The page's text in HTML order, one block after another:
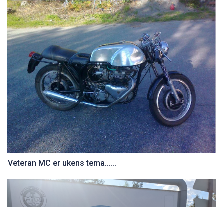
Veteran MC er ukens tema......